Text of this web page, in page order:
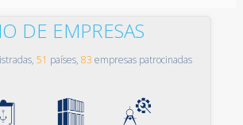
DE EMPRESAS
51 países, 83 empresas patrocinadas